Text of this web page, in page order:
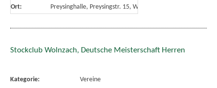
Ort:
Preysinghalle, Preysingstr. 15, Wolnzach
Stockclub Wolnzach, Deutsche Meisterschaft Herren
Kategorie:
Vereine